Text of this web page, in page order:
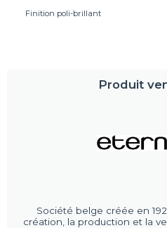
Finition poli-brillant
Produit
Société belge créée en
création, la production et la